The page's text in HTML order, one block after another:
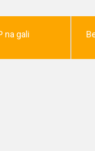
na gali